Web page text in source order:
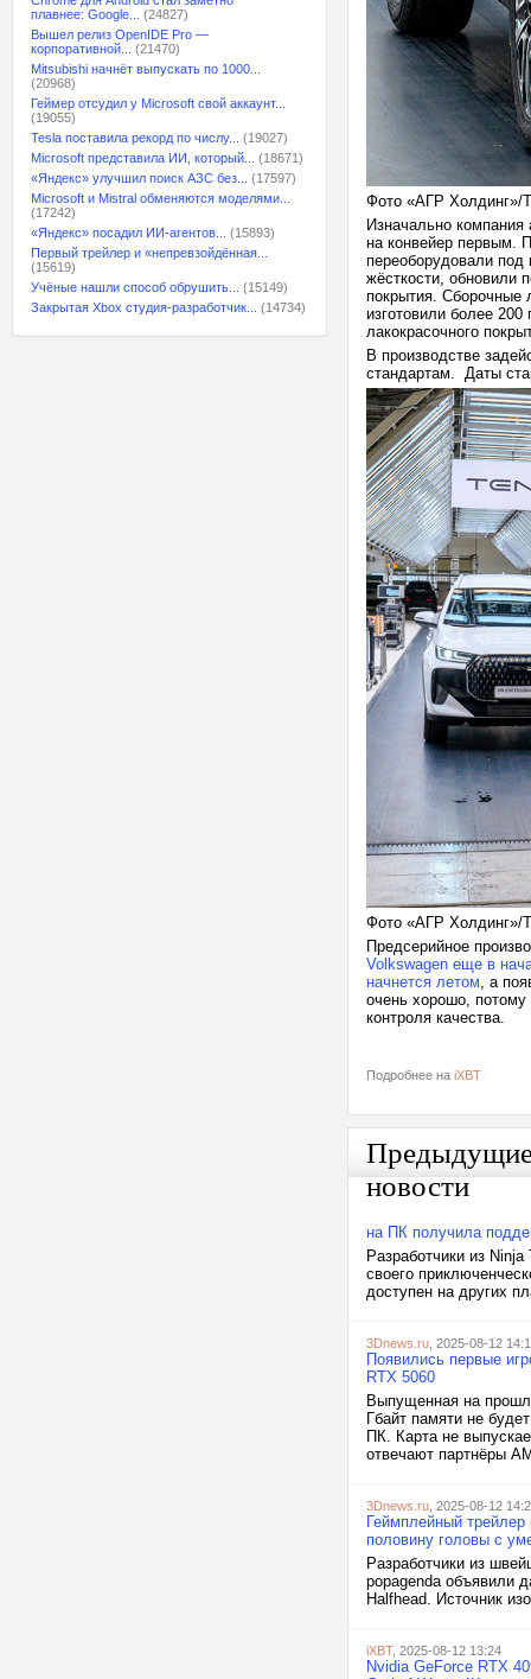
плавнее: Google...
(24827)
Вышел релиз OpenIDE Pro —
корпоративной...
(21470)
Mitsubishi начнёт выпускать по 1000...
(20968)
Геймер отсудил у Microsoft свой аккаунт...
(19055)
Tesla поставила рекорд по числу...
(19027)
Microsoft представила ИИ, который...
(18671)
«Яндекс» улучшил поиск АЗС без...
(17597)
Microsoft и Mistral обменяются моделями...
(17242)
«Яндекс» посадил ИИ-агентов...
(15893)
Первый трейлер и «непревзойдённая...
(15619)
Учёные нашли способ обрушить...
(15149)
Закрытая Xbox студия-разработчик...
(14734)
Фото «АГР Холдинг»/
Изначально
на конвейер первым.
переоборудовали под
жёсткости, обновили
покрытия. Сборочные
изготовили более
лакокрасочного
В производстве
стандартам. Даты
Фото «АГР Холдинг»/
Предсерийное
Volkswagen еще в
начнется летом, а
очень хорошо,
контроля качества.
Подробнее на iXBT
новости
на ПК получила
Разработчики из
своего
доступен на других
3Dnews.ru , 2025-08-12
Появились первые
RTX 5060
Выпущенная на
Гбайт памяти не
ПК. Карта не
отвечают партнёры
3Dnews.ru , 2025-08-12
Геймплейный
половину головы с
Разработчики из
popagenda объявили
Halfhead. Источник
iXBT, 2025-08-12 13:24
Nvidia GeForce RTX